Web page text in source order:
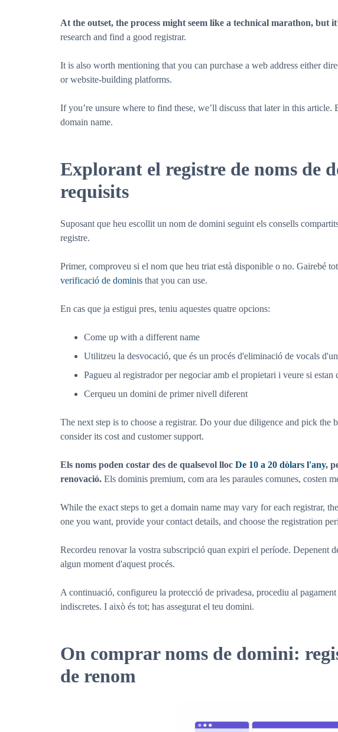
At the outset, the process might seem like a technical marathon, but
research and find a good registrar.
It is also worth mentioning that you can purchase a web address either
or website-building platforms.
If you’re unsure where to find these, we’ll discuss that later in this article.
domain name.
Explorant el registre de noms de
requisits
Suposant que heu escollit un nom de domini seguint els consells
registre.
Primer, comproveu si el nom que heu triat està disponible o no. Gairebé
verificació de dominis that you can use.
En cas que ja estigui pres, teniu aquestes quatre opcions:
Come up with a different name
Utilitzeu la desvocació, que és un procés d'eliminació de vocals
Pagueu al registrador per negociar amb el propietari i veure si estan
Cerqueu un domini de primer nivell diferent
The next step is to choose a registrar. Do your due diligence and pick the
consider its cost and customer support.
Els noms poden costar des de qualsevol lloc De 10 a 20 dòlars l'any,
renovació. Els dominis premium, com ara les paraules comunes, costen
While the exact steps to get a domain name may vary for each registrar,
one you want, provide your contact details, and choose the registration
Recordeu renovar la vostra subscripció quan expiri el període. Depenent
algun moment d'aquest procés.
A continuació, configureu la protecció de privadesa, procediu al
indiscretes. I això és tot; has assegurat el teu domini.
On comprar noms de domini:
de renom